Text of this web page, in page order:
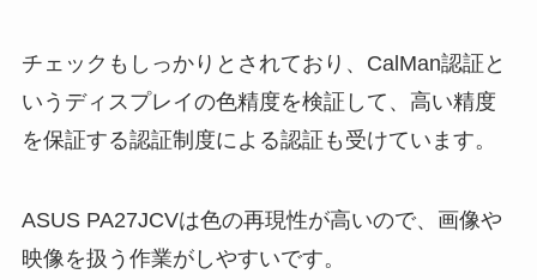
チェックもしっかりとされており、CalMan認証と
いうディスプレイの色精度を検証して、高い精度
を保証する認証制度による認証も受けています。
ASUS PA27JCVは色の再現性が高いので、画像や
映像を扱う作業がしやすいです。